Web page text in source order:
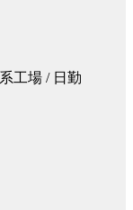
工場 / 日勤